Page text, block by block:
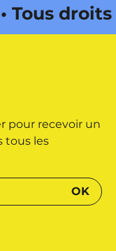
droits
droits
Web •
pour recevoir un
tous les